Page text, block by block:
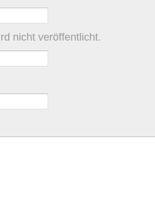
nicht veröffentlicht.